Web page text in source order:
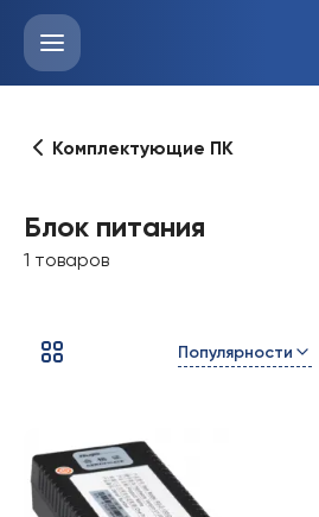
Комплектующие ПК
Блок питания
1 товаров
Популярности